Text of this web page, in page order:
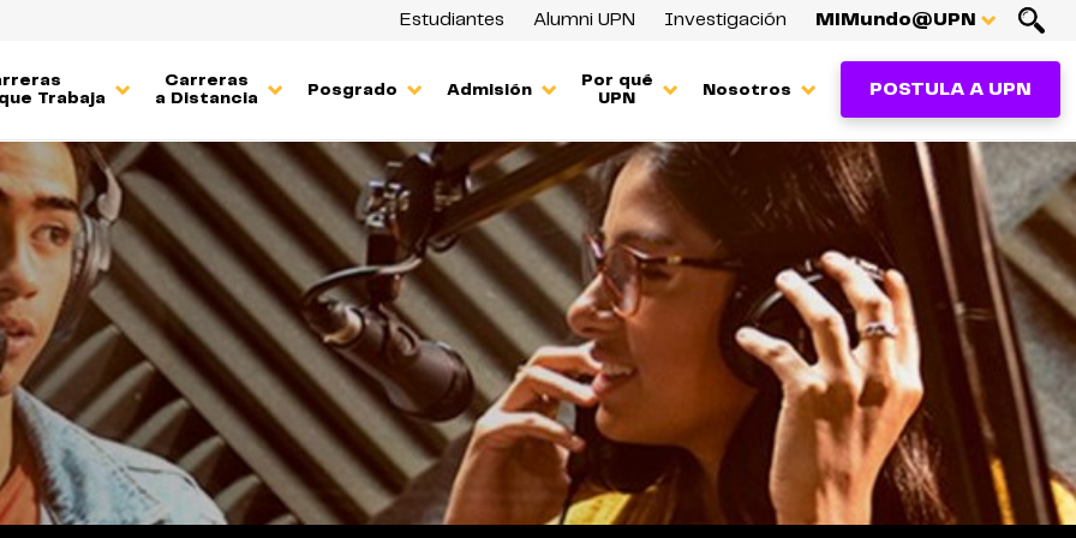
Estudiantes Alumni UPN Investigación MiMundo@UPN
Trabaja
Carreras
a Distancia
Posgrado Admisión
Por qué
UPN
Nosotros POSTULA A UPN